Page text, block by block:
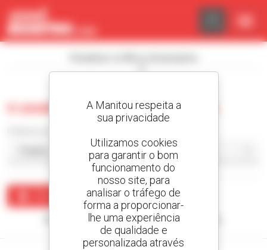
0 usado plataforma elevatória
Criar um alerta
Nenhum resultado corresponde à sua pesquisa.
Painel de Gerenciamento de Cookies
A Manitou respeita a
sua privacidade
Utilizamos cookies
para garantir o bom
funcionamento do
nosso site, para
analisar o tráfego de
forma a proporcionar-
lhe uma experiência
de qualidade e
personalizada através